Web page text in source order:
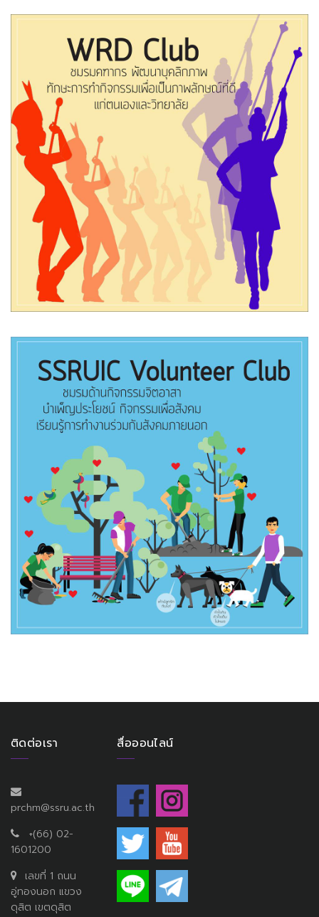
ติดต่อเรา
prchm@ssru.ac.th
+(66) 02-
1601200
เลขที่ 1 ถนน
อู่ทองนอก แขวง
ดุสิต เขตดุสิต
สื่อออนไลน์